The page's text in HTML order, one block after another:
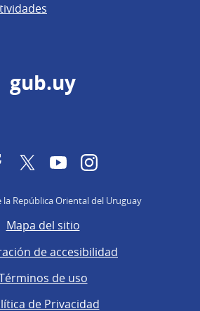
gub.uy
FacebookTwitterYouTubeInstagram
la República Oriental del Uruguay
Mapa del sitio
de accesibilidad
de uso
de Privacidad